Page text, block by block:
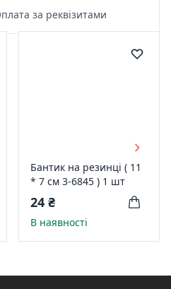
за реквізитами
Бантик на резинці ( 11
* 7 см 3-6845 ) 1 шт
24 ₴
В наявності